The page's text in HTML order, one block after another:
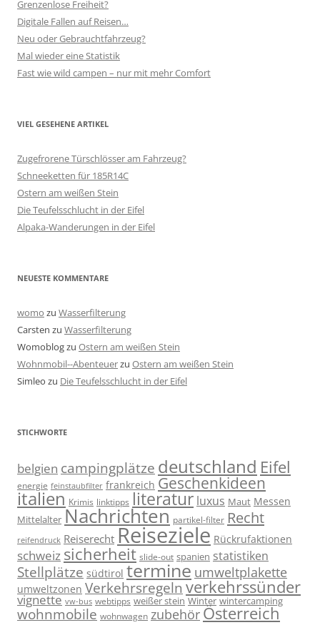
Grenzenlose Freiheit?
Digitale Fallen auf Reisen…
Neu oder Gebrauchtfahrzeug?
Mal wieder eine Statistik
Fast wie wild campen – nur mit mehr Comfort
VIEL GESEHENE ARTIKEL
Zugefrorene Türschlösser am Fahrzeug?
Schneeketten für 185R14C
Ostern am weißen Stein
Die Teufelsschlucht in der Eifel
Alpaka-Wanderungen in der Eifel
NEUESTE KOMMENTARE
womo zu Wasserfilterung
Carsten zu Wasserfilterung
Womoblogzu Ostern am weißen Stein
Wohnmobil--Abenteuerzu Ostern am weißen Stein
Simleo zu Die Teufelsschlucht in der Eifel
STICHWORTE
belgien campingplätze deutschland Eifel
energie feinstaubfilter frankreich Geschenkideen
italien Krimis linktipps literatur luxus Maut Messen
Mittelalter Nachrichten partikel-filter Recht
reifendruck Reiserecht Reiseziele Rückrufaktionen
schweiz sicherheit slide-out spanien statistiken
Stellplätze südtirol termine umweltplakette
umweltzonen Verkehrsregeln verkehrssünder
vignette vw-bus webtipps weißer stein Winter wintercamping
wohnmobile wohnwagen zubehör Österreich